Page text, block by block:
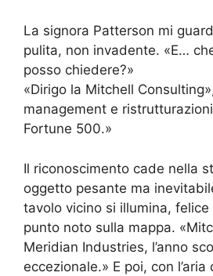
La signora Patterson mi
pulita, non invadente. «E…
posso chiedere?»
«Dirigo la Mitchell
management e
Fortune 500.»
Il riconoscimento cade nella
oggetto pesante ma
tavolo vicino si illumina,
punto noto sulla mappa.
Meridian Industries, l’anno
eccezionale.» E poi, con